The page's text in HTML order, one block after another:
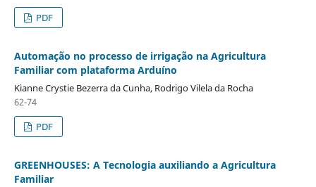
PDF
Automação no processo de irrigação na Agricultura
Familiar com plataforma Arduíno
Kianne Crystie Bezerra da Cunha, Rodrigo Vilela da Rocha
62-74
PDF
GREENHOUSES: A Tecnologia auxiliando a Agricultura
Familiar